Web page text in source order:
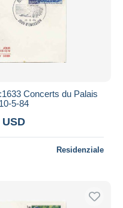
Concerts du Palais
5-84
USD
Residenziale